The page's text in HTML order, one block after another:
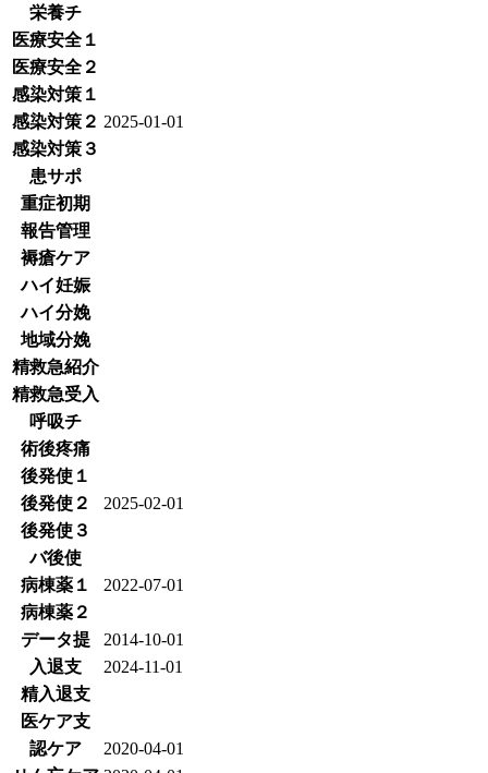
栄養チ
医療安全１
医療安全２
感染対策１
感染対策２ 2025-01-01
感染対策３
患サポ
重症初期
報告管理
褥瘡ケア
ハイ妊娠
ハイ分娩
地域分娩
精救急紹介
精救急受入
呼吸チ
術後疼痛
後発使１
後発使２
2025-02-01
後発使３
バ後使
病棟薬１
2022-07-01
病棟薬２
データ提
2014-10-01
入退支
2024-11-01
精入退支
医ケア支
認ケア
2020-04-01